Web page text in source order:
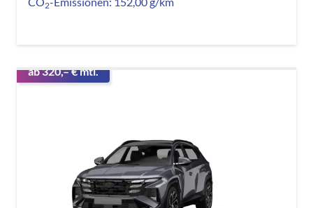
2
ab 320,– € mtl.